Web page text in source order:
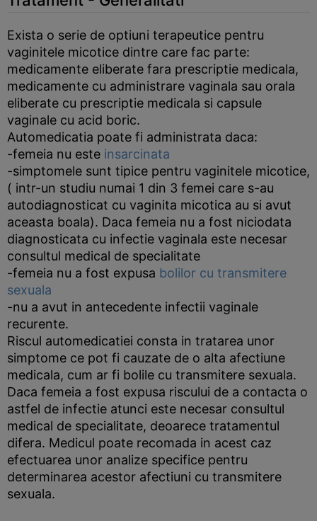
Exista o serie de optiuni terapeutice pentru
vaginitele micotice dintre care fac parte:
medicamente eliberate fara prescriptie medicala,
medicamente cu administrare vaginala sau orala
eliberate cu prescriptie medicala si capsule
vaginale cu acid boric.
Automedicatia poate fi administrata daca:
-femeia nu este insarcinata
-simptomele sunt tipice pentru vaginitele micotice,
( intr-un studiu numai 1 din 3 femei care s-au
autodiagnosticat cu vaginita micotica au si avut
aceasta boala). Daca femeia nu a fost niciodata
diagnosticata cu infectie vaginala este necesar
consultul medical de specialitate
-femeia nu a fost expusa bolilor cu transmitere
sexuala
-nu a avut in antecedente infectii vaginale
recurente.
Riscul automedicatiei consta in tratarea unor
simptome ce pot fi cauzate de o alta afectiune
medicala, cum ar fi bolile cu transmitere sexuala.
Daca femeia a fost expusa riscului de a contacta o
astfel de infectie atunci este necesar consultul
medical de specialitate, deoarece tratamentul
difera. Medicul poate recomada in acest caz
efectuarea unor analize specifice pentru
determinarea acestor afectiuni cu transmitere
sexuala.